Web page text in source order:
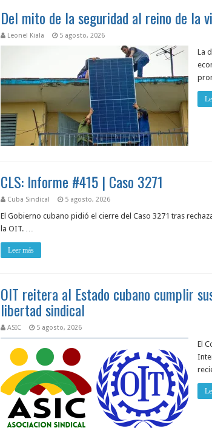
Del mito de la seguridad al reino de la
Leonel Kiala 5 agosto, 2026
La
CLS: Informe #415 | Caso 3271
Cuba Sindical 5 agosto, 2026
El Gobierno cubano pidió el cierre del Caso 3271 tras
la OIT. …
Leer más
OIT reitera al Estado cubano cumplir
libertad sindical
ASIC 5 agosto, 2026
El